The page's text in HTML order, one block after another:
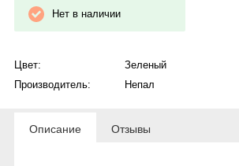
Нет в наличии
Цвет:
Зеленый
Производитель:
Непал
Описание Отзывы